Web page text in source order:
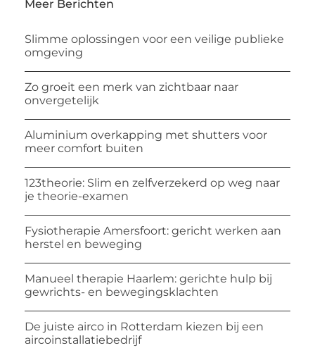
Meer Berichten
Slimme oplossingen voor een veilige publieke
omgeving
Zo groeit een merk van zichtbaar naar
onvergetelijk
Aluminium overkapping met shutters voor
meer comfort buiten
123theorie: Slim en zelfverzekerd op weg naar
je theorie-examen
Fysiotherapie Amersfoort: gericht werken aan
herstel en beweging
Manueel therapie Haarlem: gerichte hulp bij
gewrichts- en bewegingsklachten
De juiste airco in Rotterdam kiezen bij een
aircoinstallatiebedrijf